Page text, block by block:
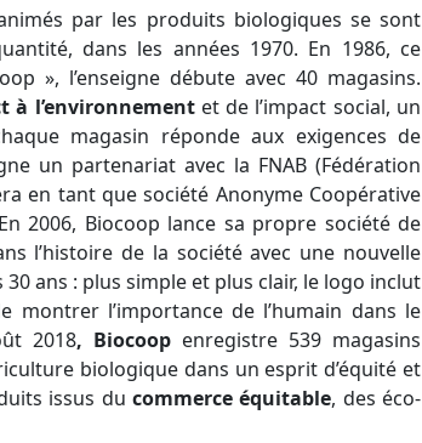
par les produits biologiques se sont
dans les années 1970. En 1986, ce
», l’enseigne débute avec 40 magasins.
à l’environnementet de l’impact social, un
magasin réponde aux exigences de
un partenariat avec la FNAB (Fédération
en tant que société Anonyme Coopérative
2006, Biocoop lance sa propre société de
l’histoire de la société avec une nouvelle
ans : plus simple et plus clair, le logo inclut
l’importance de l’humain dans le
2018, Biocoop enregistre 539 magasins
biologique dans un esprit d’équité et
issus du commerce équitable, des éco-